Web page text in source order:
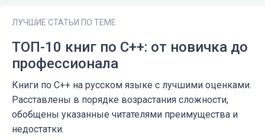
ЛУЧШИЕ СТАТЬИ ПО ТЕМЕ
ТОП-10 книг по C++: от новичка до
профессионала
Книги по C++ на русском языке с лучшими оценками.
Расставлены в порядке возрастания сложности,
обобщены указанные читателями преимущества и
недостатки.